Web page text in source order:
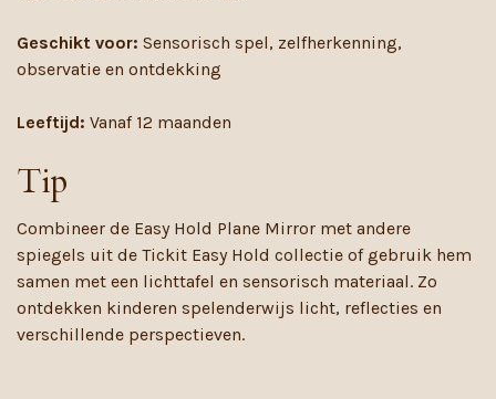
Geschikt voor: Sensorisch spel, zelfherkenning,
observatie en ontdekking
Leeftijd: Vanaf 12 maanden
Tip
Combineer de Easy Hold Plane Mirror met andere
spiegels uit de Tickit Easy Hold collectie of gebruik hem
samen met een lichttafel en sensorisch materiaal. Zo
ontdekken kinderen spelenderwijs licht, reflecties en
verschillende perspectieven.